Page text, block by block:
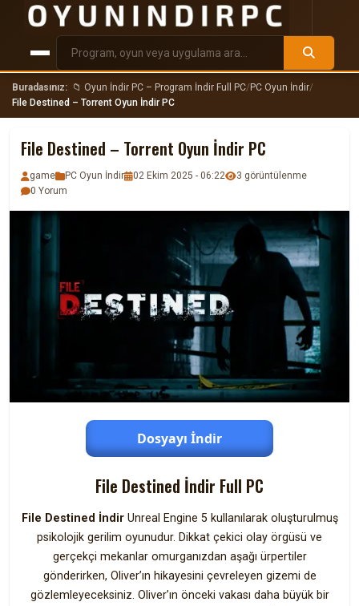
Buradasınız: 📁 Oyun İndir PC – Program İndir Full PC/PC Oyun İndir/
File Destined – Torrent Oyun İndir PC
File Destined – Torrent Oyun İndir PC
game PC Oyun İndir 02 Ekim 2025 - 06:22
3 görüntülenme
0 Yorum
Dosyayı İndir
File Destined İndir Full PC
File Destined İndirUnreal Engine 5 kullanılarak oluşturulmuş
psikolojik gerilim oyunudur. Dikkat çekici olay örgüsü ve
gerçekçi mekanlar omurganızdan aşağı ürpertiler
gönderirken, Oliver’ın hikayesini çevreleyen gizemi de
gözlemleyeceksiniz. Oliver’ın önceki vakası daha büyük bir